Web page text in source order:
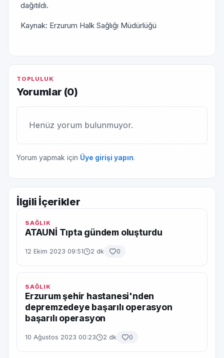
dağıtıldı.
Kaynak: Erzurum Halk Sağlığı Müdürlüğü
TOPLULUK
Yorumlar (0)
Henüz yorum bulunmuyor.
Yorum yapmak için Üye girişi yapın.
İlgili İçerikler
SAĞLIK
ATAUNİ Tıpta gündem oluşturdu
12 Ekim 2023 09:51 2 dk 0
SAĞLIK
Erzurum şehir hastanesi'nden
depremzedeye başarılı operasyon
başarılı operasyon
10 Ağustos 2023 00:23 2 dk 0